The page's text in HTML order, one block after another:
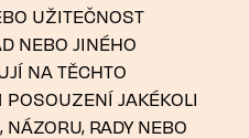
UŽITEČNOST
NEBO JINÉHO
NA TĚCHTO
POSOUZENÍ JAKÉKOLI
RADY NEBO